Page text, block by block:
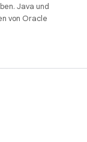
Java und
von Oracle